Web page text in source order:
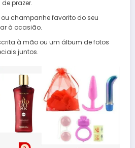
prazer.
champanhe favorito do seu
à ocasião.
à mão ou um álbum de fotos
juntos.